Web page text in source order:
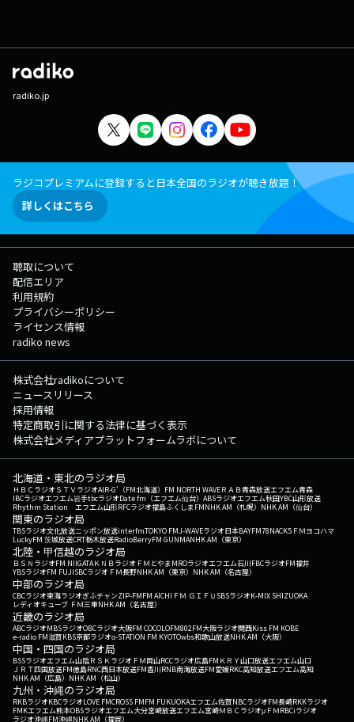
radiko.jp
ラジコプレミアムに登録すると日本全国のラジオが聴き放題！
詳しくはこちら
聴取について
配信エリア
利用規約
プライバシーポリシー
ライセンス情報
radiko news
株式会社radikoについて
ニュースリリース
採用情報
特定商取引に関する法律に基づく表示
株式会社メディアプラットフォームラボについて
北海道・東北のラジオ局
ＨＢＣラジオＳＴＶラジオAIR-G'（FM北海道） FM NORTH WAVEＲＡＢ青森放送エフエム青森
IBCラジオエフエム岩手tbcラジオDate fm（エフエム仙台） ABSラジオエフエム秋田YBC山形放送
Rhythm Station エフエム山形RFCラジオ福島ふくしまFMNHK AM（札幌） NHK AM（仙台）
関東のラジオ局
TBSラジオ文化放送ニッポン放送interfmTOKYO FMJ-WAVEラジオ日本BAYFM78NACK5 ＦＭヨコハマ
LuckyFM 茨城放送CRT栃木放送RadioBerryFM GUNMANHK AM（東京）
北陸・甲信越のラジオ局
ＢＳＮラジオFM NIIGATAＫＮＢラジオ ＦＭとやまMROラジオエフエム石川FBCラジオFM福井
YBSラジオFM FUJISBCラジオ ＦＭ長野NHK AM（東京） NHK AM（名古屋）
中部のラジオ局
CBCラジオ東海ラジオぎふチャンZIP-FMFM AICHI ＦＭ ＧＩＦＵ SBSラジオK-MIX SHIZUOKA
レディオキューブ ＦＭ三重NHK AM（名古屋）
近畿のラジオ局
ABCラジオMBSラジオOBCラジオ大阪FM COCOLOFM802FM大阪ラジオ関西Kiss FM KOBE
e-radio FM滋賀KBS京都ラジオα-STATION FM KYOTOwbs和歌山放送NHK AM（大阪）
中国・四国のラジオ局
BSSラジオエフエム山陰ＲＳＫラジオ ＦＭ岡山RCCラジオ広島FM ＫＲＹ山口放送エフエム山口
ＪＲＴ四国放送FM徳島RNC西日本放送FM香川RNB南海放送FM愛媛RKC高知放送エフエム高知
NHK AM（広島） NHK AM（松山）
九州・沖縄のラジオ局
RKBラジオKBCラジオLOVE FMCROSS FMFM FUKUOKAエフエム佐賀NBCラジオFM長崎RKKラジオ
FMKエフエム熊本OBSラジオエフエム大分宮崎放送エフエム宮崎ＭＢＣラジオμＦＭRBCiラジオ
ラジオ沖縄FM沖縄NHK AM（福岡）